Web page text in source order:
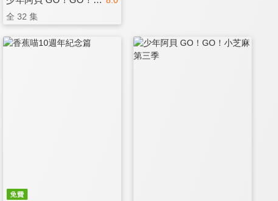
全 32 集